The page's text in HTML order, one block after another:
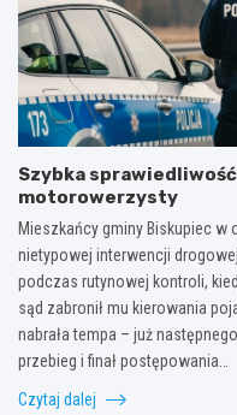
Szybka
motorowerzysty
Mieszkańcy gminy Biskupiec
nietypowej interwencji
podczas rutynowej kontroli,
sąd zabronił mu kierowania
nabrała tempa – już
przebieg i finał postępowania…
Czytaj dalej